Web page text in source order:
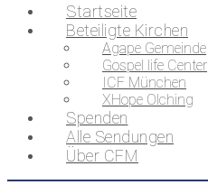
Startseite
Beteiligte Kirchen
Agape Gemeinde
Gospel life Center
ICF München
XHope Olching
Spenden
Alle Sendungen
Über CFM